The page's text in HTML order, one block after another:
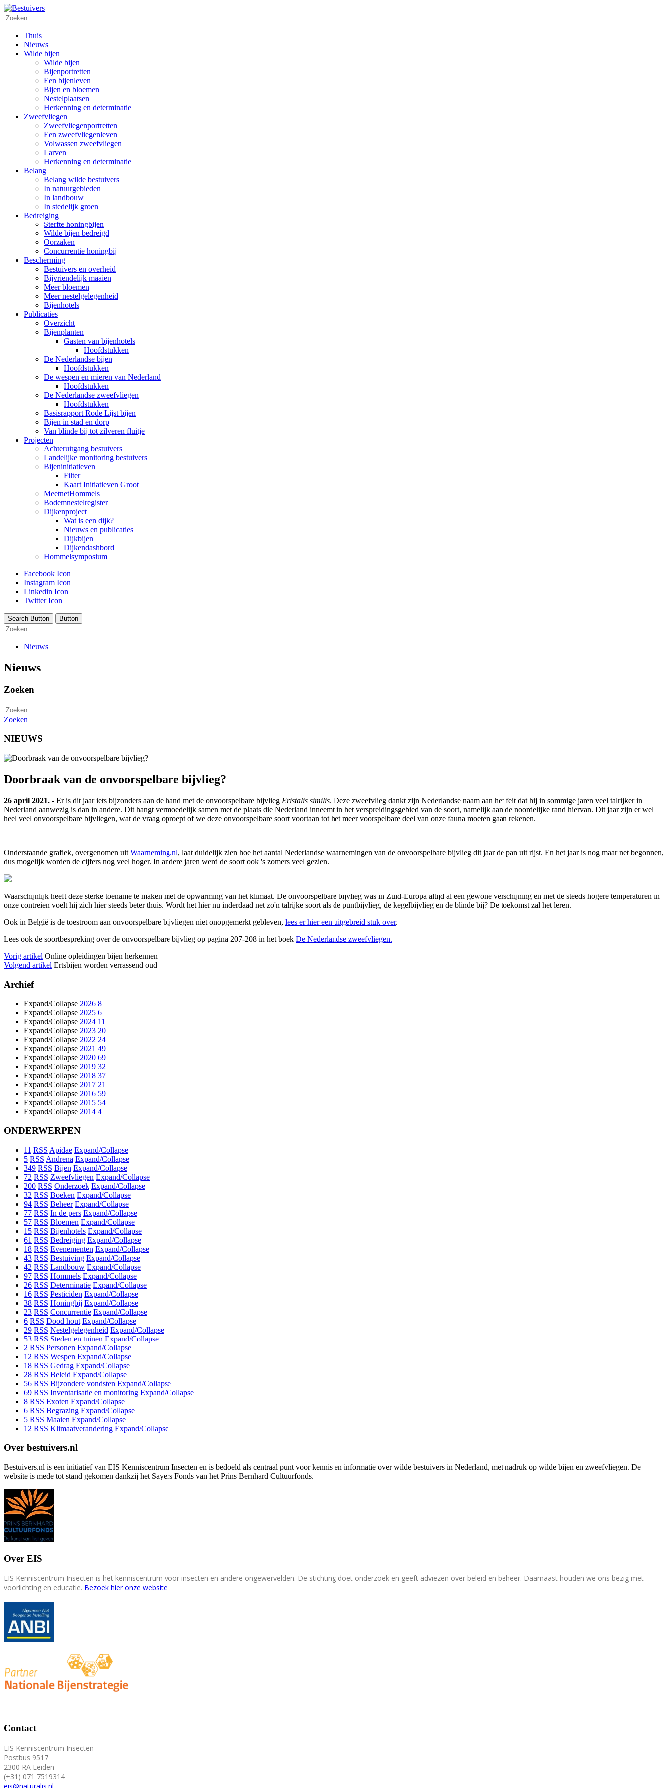
Thuis
Nieuws
Wilde bijen
Wilde bijen
Bijenportretten
Een bijenleven
Bijen en bloemen
Nestelplaatsen
Herkenning en determinatie
Zweefvliegen
Zweefvliegenportretten
Een zweefvliegenleven
Volwassen zweefvliegen
Larven
Herkenning en determinatie
Belang
Belang wilde bestuivers
In natuurgebieden
In landbouw
In stedelijk groen
Bedreiging
Sterfte honingbijen
Wilde bijen bedreigd
Oorzaken
Concurrentie honingbij
Bescherming
Bestuivers en overheid
Bijvriendelijk maaien
Meer bloemen
Meer nestelgelegenheid
Bijenhotels
Publicaties
Overzicht
Bijenplanten
Gasten van bijenhotels
Hoofdstukken
De Nederlandse bijen
Hoofdstukken
De wespen en mieren van Nederland
Hoofdstukken
De Nederlandse zweefvliegen
Hoofdstukken
Basisrapport Rode Lijst bijen
Bijen in stad en dorp
Van blinde bij tot zilveren fluitje
Projecten
Achteruitgang bestuivers
Landelijke monitoring bestuivers
Bijeninitiatieven
Filter
Kaart Initiatieven Groot
MeetnetHommels
Bodemnestelregister
Dijkenproject
Wat is een dijk?
Nieuws en publicaties
Dijkbijen
Dijkendashbord
Hommelsymposium
Facebook Icon
Instagram Icon
Linkedin Icon
Twitter Icon
Search Button Button
Nieuws
Nieuws
Zoeken
Zoeken
NIEUWS
Doorbraak van de onvoorspelbare bijvlieg?
26 april 2021. - Er is dit jaar iets bijzonders aan de hand met de onvoorspelbare bijvlieg Eristalis similis. Deze zweefvlieg dankt zijn Nederlandse naam aan het feit dat hij in sommige jaren veel talrijker in
Nederland aanwezig is dan in andere. Dit hangt vermoedelijk samen met de plaats die Nederland inneemt in het verspreidingsgebied van de soort, namelijk aan de noordelijke rand hiervan. Dit jaar zijn er wel
heel veel onvoorspelbare bijvliegen, wat de vraag oproept of we deze onvoorspelbare soort voortaan tot het meer voorspelbare deel van onze fauna moeten gaan rekenen.
Onderstaande grafiek, overgenomen uit Waarneming.nl, laat duidelijk zien hoe het aantal Nederlandse waarnemingen van de onvoorspelbare bijvlieg dit jaar de pan uit rijst. En het jaar is nog maar net begonnen,
dus mogelijk worden de cijfers nog veel hoger. In andere jaren werd de soort ook 's zomers veel gezien.
Waarschijnlijk heeft deze sterke toename te maken met de opwarming van het klimaat. De onvoorspelbare bijvlieg was in Zuid-Europa altijd al een gewone verschijning en met de steeds hogere temperaturen in
onze contreien voelt hij zich hier steeds beter thuis. Wordt het hier nu inderdaad net zo'n talrijke soort als de puntbijvlieg, de kegelbijvlieg en de blinde bij? De toekomst zal het leren.
Ook in België is de toestroom aan onvoorspelbare bijvliegen niet onopgemerkt gebleven, lees er hier een uitgebreid stuk over.
Lees ook de soortbespreking over de onvoorspelbare bijvlieg op pagina 207-208 in het boek De Nederlandse zweefvliegen.
Vorig artikel Online opleidingen bijen herkennen
Volgend artikel Ertsbijen worden verrassend oud
Archief
Expand/Collapse 2026 8
Expand/Collapse 2025 6
Expand/Collapse 2024 11
Expand/Collapse 2023 20
Expand/Collapse 2022 24
Expand/Collapse 2021 49
Expand/Collapse 2020 69
Expand/Collapse 2019 32
Expand/Collapse 2018 37
Expand/Collapse 2017 21
Expand/Collapse 2016 59
Expand/Collapse 2015 54
Expand/Collapse 2014 4
ONDERWERPEN
11 RSS Apidae Expand/Collapse
5 RSS Andrena Expand/Collapse
349 RSS Bijen Expand/Collapse
72 RSS Zweefvliegen Expand/Collapse
200 RSS Onderzoek Expand/Collapse
32 RSS Boeken Expand/Collapse
94 RSS Beheer Expand/Collapse
77 RSS In de pers Expand/Collapse
57 RSS Bloemen Expand/Collapse
15 RSS Bijenhotels Expand/Collapse
61 RSS Bedreiging Expand/Collapse
18 RSS Evenementen Expand/Collapse
43 RSS Bestuiving Expand/Collapse
42 RSS Landbouw Expand/Collapse
97 RSS Hommels Expand/Collapse
26 RSS Determinatie Expand/Collapse
16 RSS Pesticiden Expand/Collapse
38 RSS Honingbij Expand/Collapse
23 RSS Concurrentie Expand/Collapse
6 RSS Dood hout Expand/Collapse
29 RSS Nestelgelegenheid Expand/Collapse
53 RSS Steden en tuinen Expand/Collapse
2 RSS Personen Expand/Collapse
12 RSS Wespen Expand/Collapse
18 RSS Gedrag Expand/Collapse
28 RSS Beleid Expand/Collapse
56 RSS Bijzondere vondsten Expand/Collapse
69 RSS Inventarisatie en monitoring Expand/Collapse
8 RSS Exoten Expand/Collapse
6 RSS Begrazing Expand/Collapse
5 RSS Maaien Expand/Collapse
12 RSS Klimaatverandering Expand/Collapse
Over bestuivers.nl
Bestuivers.nl is een initiatief van EIS Kenniscentrum Insecten en is bedoeld als centraal punt voor kennis en informatie over wilde bestuivers in Nederland, met nadruk op wilde bijen en zweefvliegen. De
website is mede tot stand gekomen dankzij het Sayers Fonds van het Prins Bernhard Cultuurfonds.
Over EIS
EIS Kenniscentrum Insecten is het kenniscentrum voor insecten en andere ongewervelden. De stichting doet onderzoek en geeft adviezen over beleid en beheer. Daarnaast houden we ons bezig met
voorlichting en educatie. Bezoek hier onze website.
Contact
EIS Kenniscentrum Insecten
Postbus 9517
2300 RA Leiden
(+31) 071 7519314
eis@naturalis.nl